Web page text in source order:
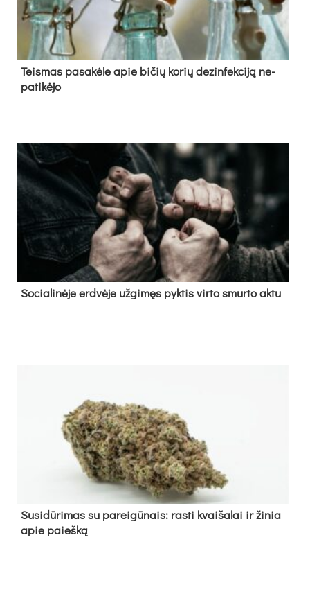
Teis­mas pa­sa­kė­le apie bi­čių ko­rių de­zin­fek­ci­ją ne­
pa­ti­kė­jo
So­cia­li­nė­je erd­vė­je už­gi­męs pyk­tis vir­to smur­to ak­tu
Su­si­dū­ri­mas su pa­rei­gū­nais: ras­ti kvai­ša­lai ir ži­nia
apie paieš­ką